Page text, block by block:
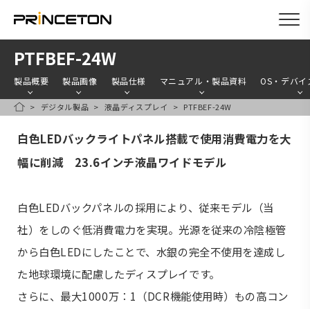
PTFBEF-24W
製品概要 製品画像 製品仕様 マニュアル・製品資料 OS・デバイ
HOMEデジタル製品 液晶ディスプレイ PTFBEF-24W
白色LEDバックライトパネル搭載で使用消費電力を大
幅に削減 23.6インチ液晶ワイドモデル
白色LEDバックパネルの採用により、従来モデル（当
社）をしのぐ低消費電力を実現。光源を従来の冷陰極管
から白色LEDにしたことで、水銀の完全不使用を達成し
た地球環境に配慮したディスプレイです。
さらに、最大1000万：1（DCR機能使用時）もの高コン